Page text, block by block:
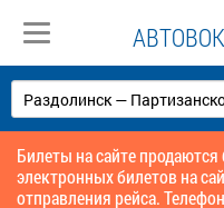
Билеты на сайте
электронных билетов на
отправления рейса.